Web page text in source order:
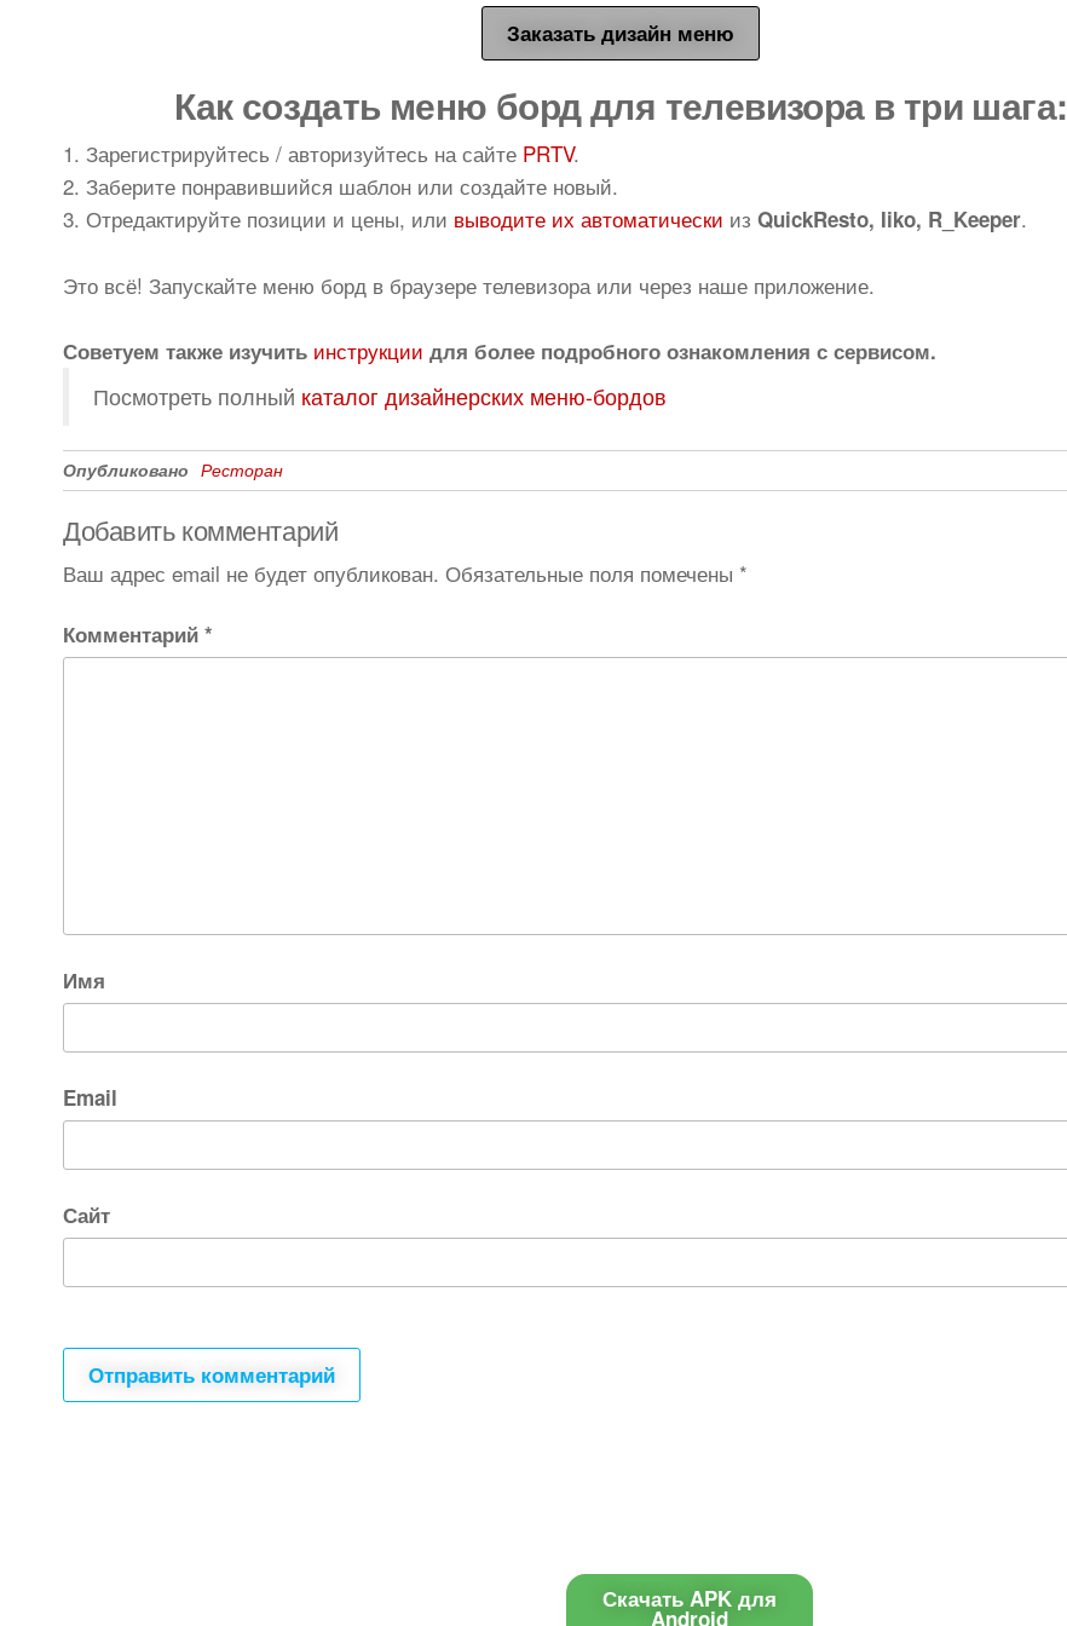
Заказать дизайн меню
Как создать меню борд для телевизора в три шага:
1. Зарегистрируйтесь / авторизуйтесь на сайте PRTV.
2. Заберите понравившийся шаблон или создайте новый.
3. Отредактируйте позиции и цены, или выводите их автоматически из QuickResto, Iiko, R_Keeper.
Это всё! Запускайте меню борд в браузере телевизора или через наше приложение.
Советуем также изучить инструкции для более подробного ознакомления с сервисом.
Посмотреть полный каталог дизайнерских меню-бордов
Опубликовано Ресторан
Добавить комментарий
Ваш адрес email не будет опубликован. Обязательные поля помечены *
Комментарий *
Имя
Email
Сайт
Скачать APK для
Android